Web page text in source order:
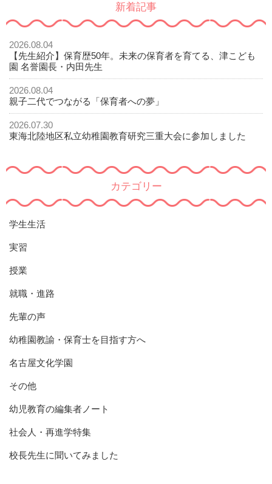
新着記事
2026.08.04
【先生紹介】保育歴50年。未来の保育者を育てる、津こども
園 名誉園長・内田先生
2026.08.04
親子二代でつながる「保育者への夢」
2026.07.30
東海北陸地区私立幼稚園教育研究三重大会に参加しました
カテゴリー
学生生活
実習
授業
就職・進路
先輩の声
幼稚園教諭・保育士を目指す方へ
名古屋文化学園
その他
幼児教育の編集者ノート
社会人・再進学特集
校長先生に聞いてみました